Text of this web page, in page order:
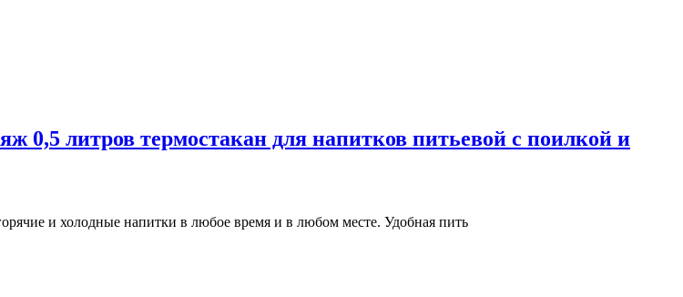
0,5 литров термостакан для напитков питьевой с поилкой и
и холодные напитки в любое время и в любом месте. Удобная пить